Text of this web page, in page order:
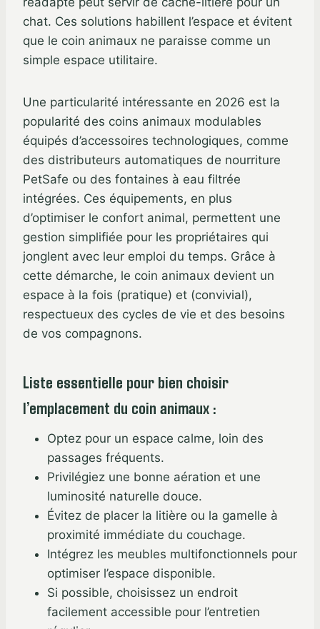
chat. Ces solutions habillent l’espace et évitent
que le coin animaux ne paraisse comme un
simple espace utilitaire.
Une particularité intéressante en 2026 est la
popularité des coins animaux modulables
équipés d’accessoires technologiques, comme
des distributeurs automatiques de nourriture
PetSafe ou des fontaines à eau filtrée
intégrées. Ces équipements, en plus
d’optimiser le confort animal, permettent une
gestion simplifiée pour les propriétaires qui
jonglent avec leur emploi du temps. Grâce à
cette démarche, le coin animaux devient un
espace à la fois (pratique) et (convivial),
respectueux des cycles de vie et des besoins
de vos compagnons.
Liste essentielle pour bien choisir
l’emplacement du coin animaux :
Optez pour un espace calme, loin des
passages fréquents.
Privilégiez une bonne aération et une
luminosité naturelle douce.
Évitez de placer la litière ou la gamelle à
proximité immédiate du couchage.
Intégrez les meubles multifonctionnels pour
optimiser l’espace disponible.
Si possible, choisissez un endroit
facilement accessible pour l’entretien